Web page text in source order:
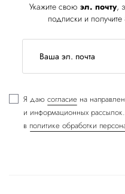
Укажите свою эл. почту,
подписки и получите
Я даю согласие на
и информационных
в политике обработки